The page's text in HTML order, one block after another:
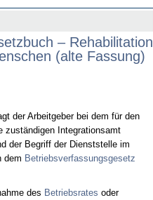
– Rehabilitation
(alte Fassung)
der Arbeitgeber bei dem für den
zuständigen Integrationsamt
der Begriff der Dienststelle im
dem Betriebsverfassungsgesetz
des Betriebsrates oder